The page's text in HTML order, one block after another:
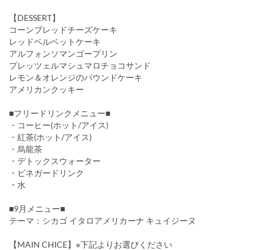
【DESSERT】
コーンブレッドチーズケーキ
レッドベルベットケーキ
アルフォンソマンゴープリン
プレッツェルマシュマロチョコサンド
レモン＆オレンジのパウンドケーキ
アメリカンクッキー
■フリードリンクメニュー■
・コーヒー(ホット/アイス)
・紅茶(ホット/アイス)
・烏龍茶
・デトックスウォーター
・ビネガードリンク
・水
■9月メニュー■
テーマ：シカゴ イタロアメリカーナ キュイジーヌ
【MAIN CHICE】※下記よりお選びください